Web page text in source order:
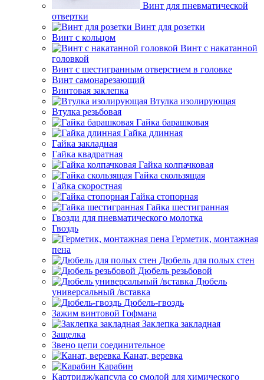
Винт для пневматической
отвертки
Винт для розетки
Винт с кольцом
Винт с накатанной
головкой
Винт с шестигранным отверстием в головке
Винт самонарезающий
Винтовая заклепка
Втулка изолирующая
Втулка резьбовая
Гайка барашковая
Гайка длинная
Гайка закладная
Гайка квадратная
Гайка колпачковая
Гайка скользящая
Гайка скоростная
Гайка стопорная
Гайка шестигранная
Гвозди для пневматического молотка
Гвоздь
Герметик, монтажная
пена
Дюбель для полых стен
Дюбель резьбовой
Дюбель
универсальный /вставка
Дюбель-гвоздь
Зажим винтовой Гофмана
Заклепка закладная
Защелка
Звено цепи соединительное
Канат, веревка
Карабин
Картридж/капсула со смолой для химического